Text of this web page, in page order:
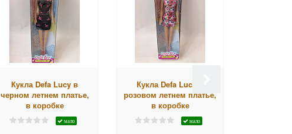
Кукла Defa Lucy в
черном летнем платье,
в коробке
мало
Кукла Defa Lucy в
розовом летнем платье,
в коробке
мало